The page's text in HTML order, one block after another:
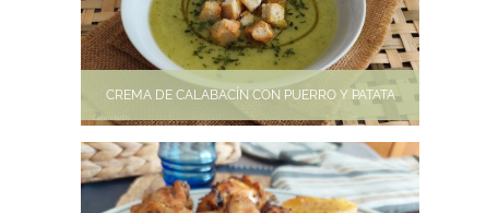
CREMA DE CALABACÍN CON PUERRO Y PATATA